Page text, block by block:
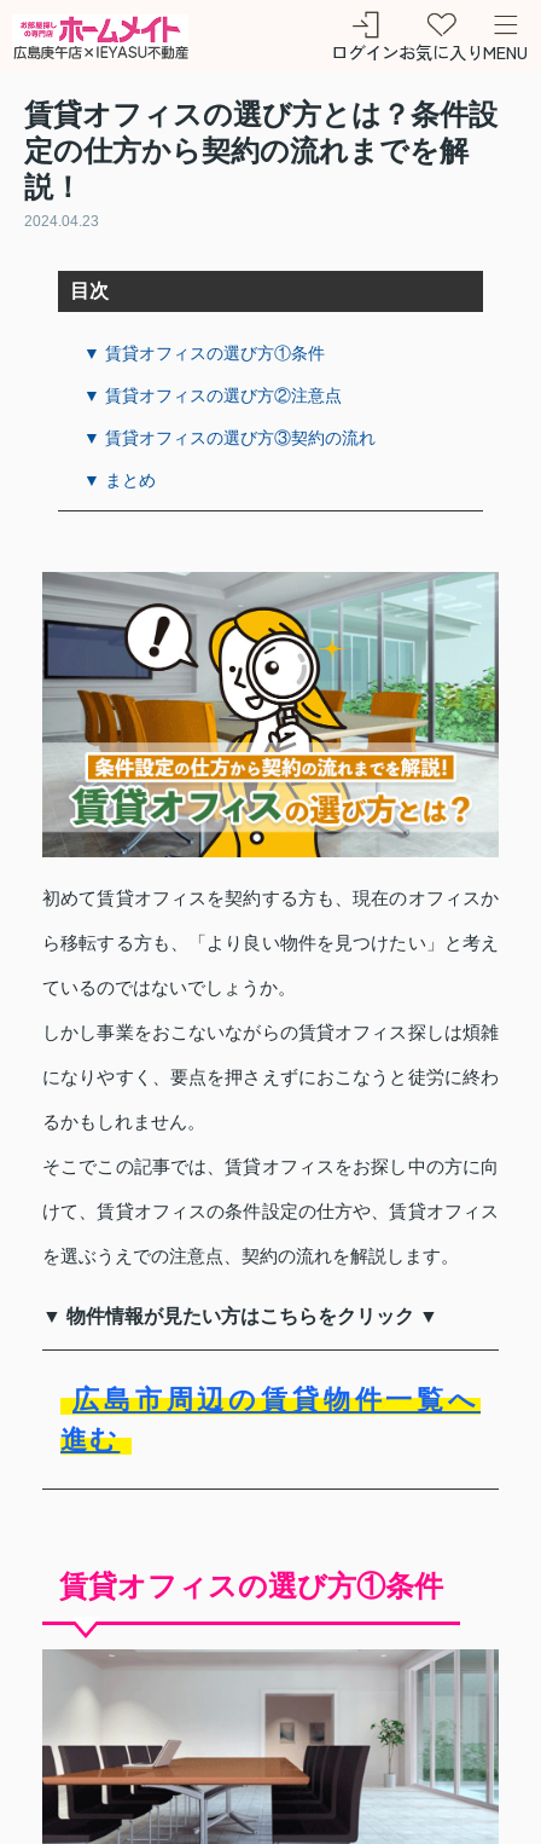
ログインお気に入りMENU
賃貸オフィスの選び方とは？条件設
定の仕方から契約の流れまでを解
説！
2024.04.23
目次
▼ 賃貸オフィスの選び方①条件
▼ 賃貸オフィスの選び方②注意点
▼ 賃貸オフィスの選び方③契約の流れ
▼ まとめ
初めて賃貸オフィスを契約する方も、現在のオフィスか
ら移転する方も、「より良い物件を見つけたい」と考え
ているのではないでしょうか。
しかし事業をおこないながらの賃貸オフィス探しは煩雑
になりやすく、要点を押さえずにおこなうと徒労に終わ
るかもしれません。
そこでこの記事では、賃貸オフィスをお探し中の方に向
けて、賃貸オフィスの条件設定の仕方や、賃貸オフィス
を選ぶうえでの注意点、契約の流れを解説します。
▼ 物件情報が見たい方はこちらをクリック ▼
広島市周辺の賃貸物件一覧へ
進む
賃貸オフィスの選び方①条件